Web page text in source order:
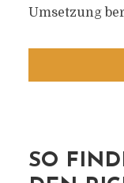
Umsetzung
SO